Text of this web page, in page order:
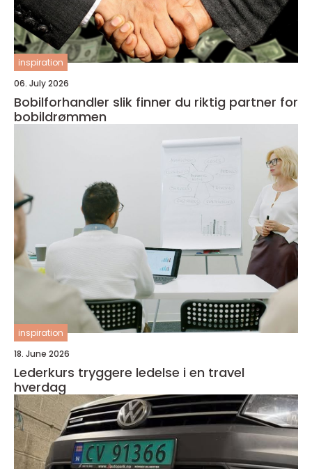
inspiration
06. July 2026
Bobilforhandler slik finner du riktig partner for
bobildrømmen
inspiration
18. June 2026
Lederkurs tryggere ledelse i en travel
hverdag